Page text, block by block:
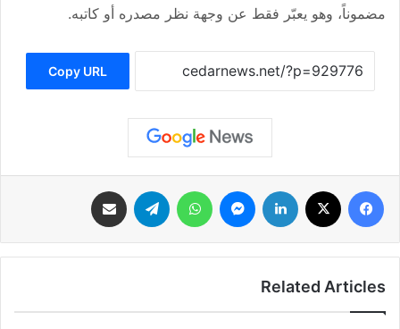
مضموناً، وهو يعبّر فقط عن وجهة نظر مصدره أو كاتبه.
Copy URL
فيسبوك لينكدإن ماسنجر واتساب تيلقرام
Related Articles